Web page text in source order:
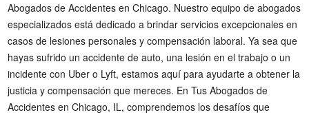
Abogados de Accidentes en Chicago. Nuestro equipo de abogados
especializados está dedicado a brindar servicios excepcionales en
casos de lesiones personales y compensación laboral. Ya sea que
hayas sufrido un accidente de auto, una lesión en el trabajo o un
incidente con Uber o Lyft, estamos aquí para ayudarte a obtener la
justicia y compensación que mereces. En Tus Abogados de
Accidentes en Chicago, IL, comprendemos los desafíos que